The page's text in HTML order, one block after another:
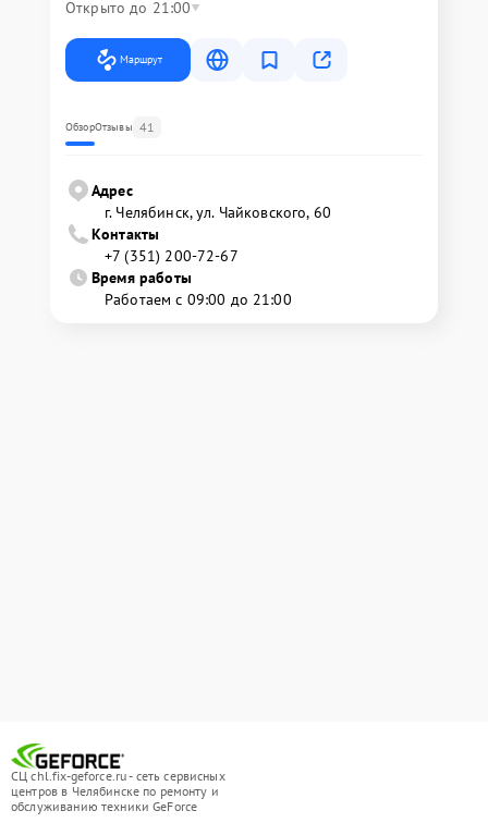
Открыто до 21:00
Маршрут
ОбзорОтзывы 41
Адрес
г. Челябинск, ул. Чайковского, 60
Контакты
+7 (351) 200-72-67
Время работы
Работаем с 09:00 до 21:00
СЦ chl.fix-geforce.ru - сеть сервисных
центров в Челябинске по ремонту и
обслуживанию техники GeForce